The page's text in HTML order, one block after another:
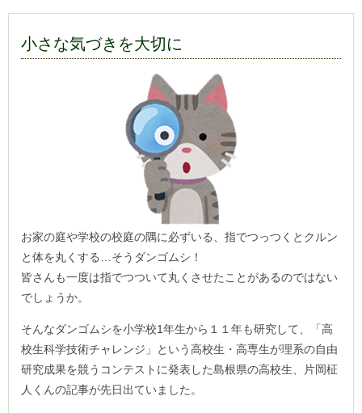
小さな気づきを大切に
お家の庭や学校の校庭の隅に必ずいる、指でつっつくとクルン
と体を丸くする…そうダンゴムシ！
皆さんも一度は指でつついて丸くさせたことがあるのではない
でしょうか。
そんなダンゴムシを小学校1年生から１１年も研究して、「高
校生科学技術チャレンジ」という高校生・高専生が理系の自由
研究成果を競うコンテストに発表した島根県の高校生、片岡柾
人くんの記事が先日出ていました。